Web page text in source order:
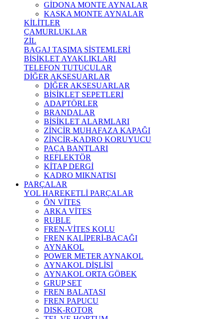
GİDONA MONTE AYNALAR
KASKA MONTE AYNALAR
KİLİTLER
ÇAMURLUKLAR
ZİL
BAGAJ TAŞIMA SİSTEMLERİ
BİSİKLET AYAKLIKLARI
TELEFON TUTUCULAR
DİĞER AKSESUARLAR
DİĞER AKSESUARLAR
BİSİKLET SEPETLERİ
ADAPTÖRLER
BRANDALAR
BİSİKLET ALARMLARI
ZİNCİR MUHAFAZA KAPAĞI
ZİNCİR-KADRO KORUYUCU
PAÇA BANTLARI
REFLEKTÖR
KİTAP DERGİ
KADRO MIKNATISI
PARÇALAR
YOL HAREKETLİ PARÇALAR
ÖN VİTES
ARKA VİTES
RUBLE
FREN-VİTES KOLU
FREN KALİPERİ-BACAĞI
AYNAKOL
POWER METER AYNAKOL
AYNAKOL DİŞLİSİ
AYNAKOL ORTA GÖBEK
GRUP SET
FREN BALATASI
FREN PAPUCU
DISK-ROTOR